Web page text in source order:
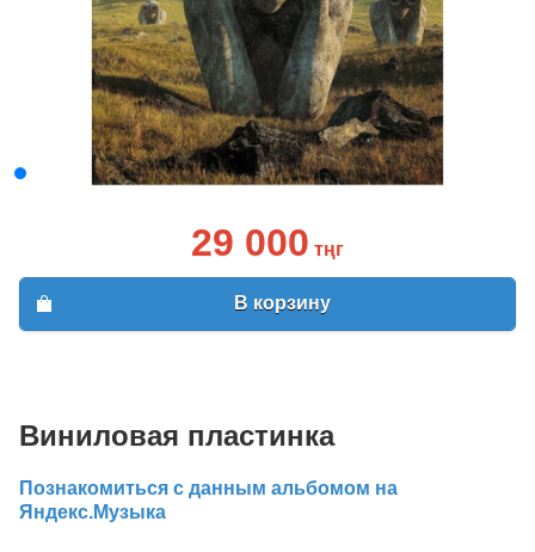
29 000 тңг
В корзину
Виниловая пластинка
Познакомиться с данным альбомом на
Яндекс.Музыка